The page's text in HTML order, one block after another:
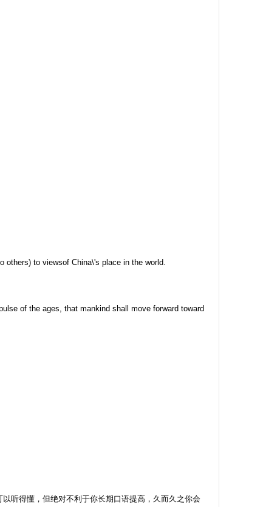
to viewsof China\'s place in the world.
of the ages, that mankind shall move forward toward
听得懂，但绝对不利于你长期口语提高，久而久之你会